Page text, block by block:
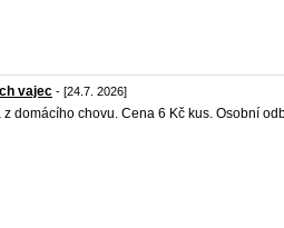
vajec - [24.7. 2026]
z domácího chovu. Cena 6 Kč kus. Osobní